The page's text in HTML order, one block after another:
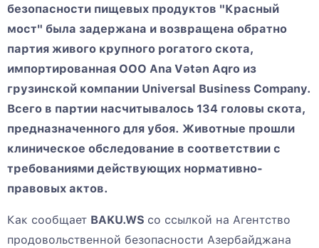
безопасности пищевых продуктов "Красный
мост" была задержана и возвращена обратно
партия живого крупного рогатого скота,
импортированная ООО Ana Vətən Aqro из
грузинской компании Universal Business Company.
Всего в партии насчитывалось 134 головы скота,
предназначенного для убоя. Животные прошли
клиническое обследование в соответствии с
требованиями действующих нормативно-
правовых актов.
Как сообщает BAKU.WS со ссылкой на Агентство
продовольственной безопасности Азербайджана